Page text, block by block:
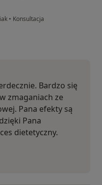
• Konsultacja
Bardzo się
zmaganiach ze
Pana efekty są
Pana
dietetyczny.